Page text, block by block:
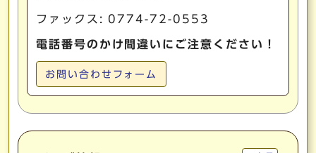
ファックス: 0774-72-0553
電話番号のかけ間違いにご注意ください！
お問い合わせフォーム